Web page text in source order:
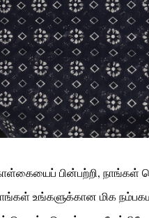
பின்பற்றி, நாங்கள்
உங்களுக்கான மிக